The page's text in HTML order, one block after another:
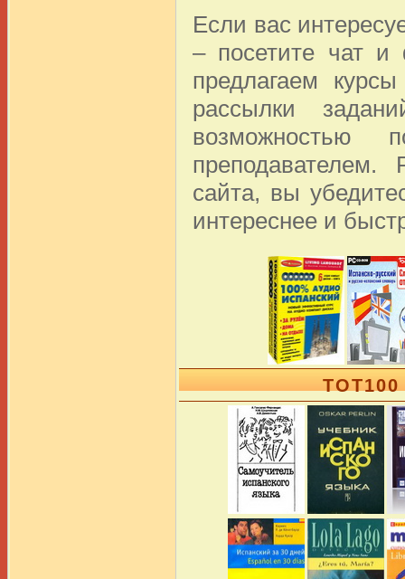
Если вас
– посетите чат
предлагаем
рассылки
возможностью
преподавателем.
сайта, вы
интереснее и